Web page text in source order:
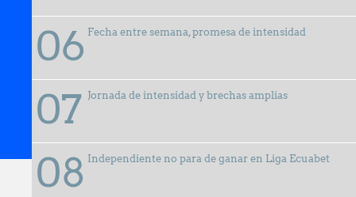
Fecha entre semana, promesa de intensidad
Jornada de intensidad y brechas amplias
Independiente no para de ganar en Liga Ecuabet